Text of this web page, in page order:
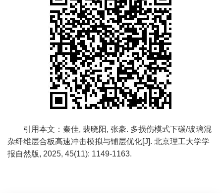
引用本文： 秦佳, 裴晓阳, 张豪. 多损伤模式下碳/玻璃混
杂纤维层合板高速冲击模拟与铺层优化[J]. 北京理工大学学
报自然版, 2025, 45(11): 1149-1163.